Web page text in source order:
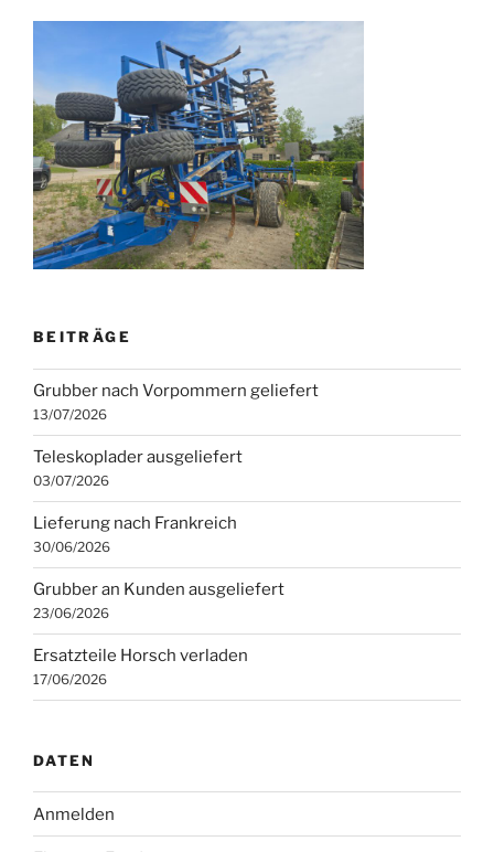
BEITRÄGE
Grubber nach Vorpommern geliefert
13/07/2026
Teleskoplader ausgeliefert
03/07/2026
Lieferung nach Frankreich
30/06/2026
Grubber an Kunden ausgeliefert
23/06/2026
Ersatzteile Horsch verladen
17/06/2026
DATEN
Anmelden